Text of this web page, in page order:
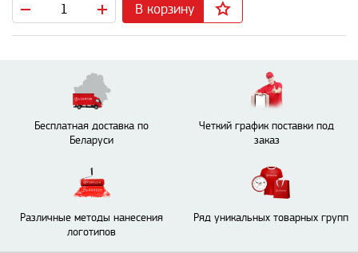
В корзину
Бесплатная доставка по
Беларуси
Четкий график поставки под
заказ
Различные методы нанесения
логотипов
Ряд уникальных товарных групп